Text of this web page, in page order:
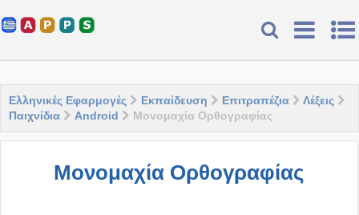
Ελληνικές Εφαρμογές Εκπαίδευση Επιτραπέζια
Λέξεις
Παιχνίδια
Android Μονομαχία Ορθογραφίας
Μονομαχία Ορθογραφίας